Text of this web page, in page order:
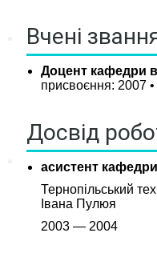
Міжнародні зв’язки
Міжнародна
Міжнародні проекти
Вчені
Доцент кафедри
присвоєння: 2007
Досвід
асистент
Тернопільський
Івана Пулюя
2003 — 2004